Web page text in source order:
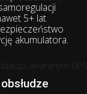
5+ lat
akumulatora.